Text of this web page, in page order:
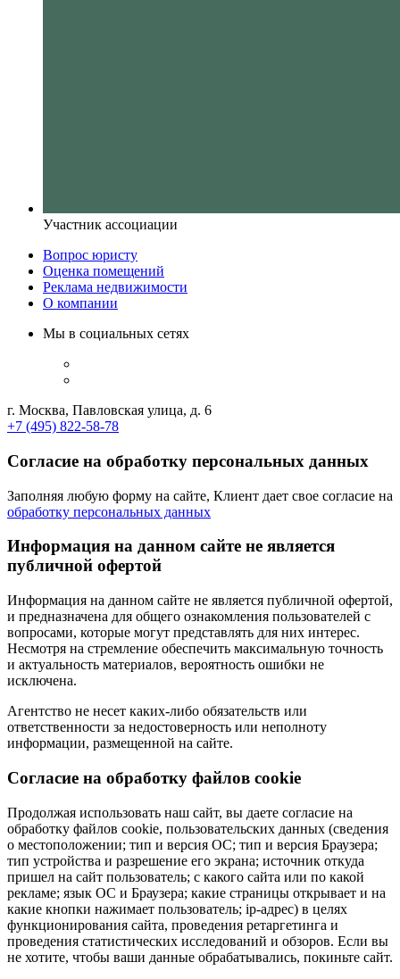
Участник ассоциации
Вопрос юристу
Оценка помещений
Реклама недвижимости
О компании
Мы в социальных сетях
г. Москва, Павловская улица, д. 6
+7 (495) 822-58-78
Согласие на обработку персональных данных
Заполняя любую форму на сайте, Клиент дает свое согласие на
обработку персональных данных
Информация на данном сайте не является
публичной офертой
Информация на данном сайте не является публичной офертой,
и предназначена для общего ознакомления пользователей с
вопросами, которые могут представлять для них интерес.
Несмотря на стремление обеспечить максимальную точность
и актуальность материалов, вероятность ошибки не
исключена.
Агентство не несет каких-либо обязательств или
ответственности за недостоверность или неполноту
информации, размещенной на сайте.
Cогласие на обработку файлов cookie
Продолжая использовать наш сайт, вы даете согласие на
обработку файлов cookie, пользовательских данных (сведения
о местоположении; тип и версия ОС; тип и версия Браузера;
тип устройства и разрешение его экрана; источник откуда
пришел на сайт пользователь; с какого сайта или по какой
рекламе; язык ОС и Браузера; какие страницы открывает и на
какие кнопки нажимает пользователь; ip-адрес) в целях
функционирования сайта, проведения ретаргетинга и
проведения статистических исследований и обзоров. Если вы
не хотите, чтобы ваши данные обрабатывались, покиньте сайт.